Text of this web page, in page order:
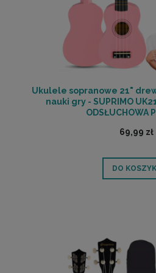
Ukulele sopranowe 21"
nauki gry - SUPRIMO
ODSŁUCHOWA
69,99 zł
DO